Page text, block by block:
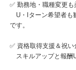
✅ 勤務地・職種変更
U・Iターン希望者も
です。
✅ 資格取得支援＆祝い
スキルアップと報酬